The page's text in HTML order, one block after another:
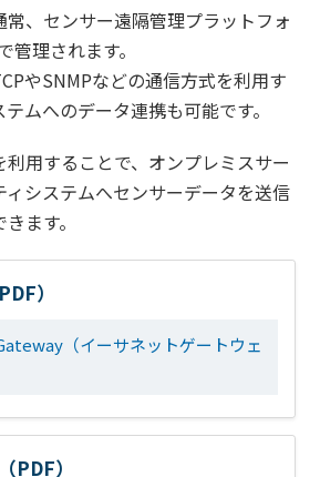
、センサー遠隔管理プラットフォ
理されます。
やSNMPなどの通信方式を利用す
ムへのデータ連携も可能です。
用することで、オンプレミスサー
システムへセンサーデータを送信
ます。
）
（イーサネットゲートウェ
PDF）